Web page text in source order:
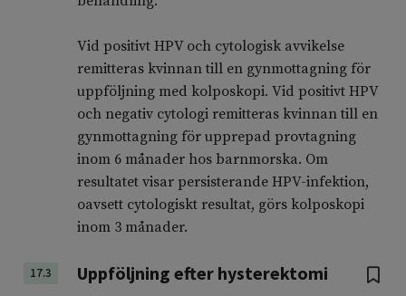
Vid positivt HPV och cytologisk avvikelse
remitteras kvinnan till en gynmottagning för
uppföljning med kolposkopi. Vid positivt HPV
och negativ cytologi remitteras kvinnan till en
gynmottagning för upprepad provtagning
inom 6 månader hos barnmorska. Om
resultatet visar persisterande HPV-infektion,
oavsett cytologiskt resultat, görs kolposkopi
inom 3 månader.
17.3 Uppföljning efter hysterektomi